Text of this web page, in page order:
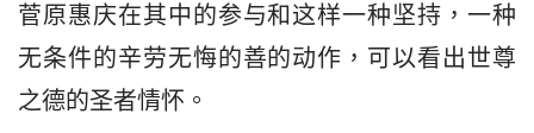
菅原惠庆在其中的参与和这样一种坚持，一种
无条件的辛劳无悔的善的动作，可以看出世尊
之德的圣者情怀。